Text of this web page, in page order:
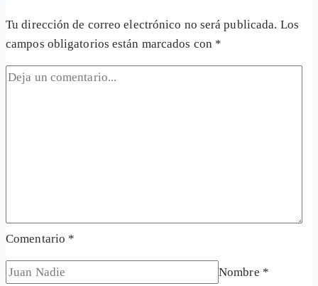
Tu dirección de correo electrónico no será publicada. Los
campos obligatorios están marcados con *
Comentario *
Nombre *